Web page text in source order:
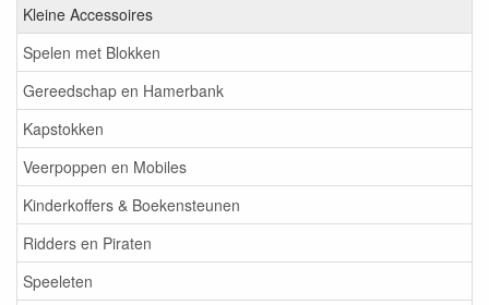
Kleine Accessoires
Spelen met Blokken
Gereedschap en Hamerbank
Kapstokken
Veerpoppen en Mobiles
Kinderkoffers & Boekensteunen
Ridders en Piraten
Speeleten